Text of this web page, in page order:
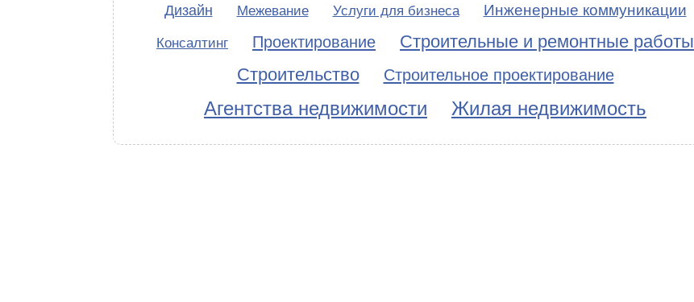
Дизайн Межевание Услуги для бизнеса Инженерные коммуникации
Консалтинг Проектирование
Строительные и ремонтные работы
Строительство
Строительное проектирование
Агентства недвижимости Жилая недвижимость